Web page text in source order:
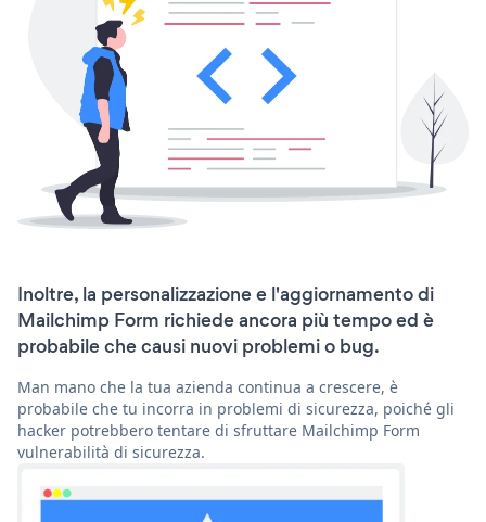
Inoltre, la personalizzazione e l'aggiornamento di
Mailchimp Form richiede ancora più tempo ed è
probabile che causi nuovi problemi o bug.
Man mano che la tua azienda continua a crescere, è
probabile che tu incorra in problemi di sicurezza, poiché gli
hacker potrebbero tentare di sfruttare Mailchimp Form
vulnerabilità di sicurezza.